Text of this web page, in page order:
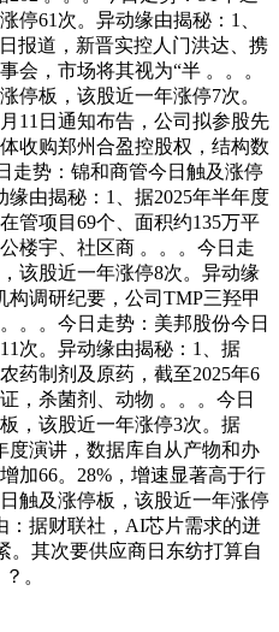
停61次。异动缘由揭秘：1、
报道，新晋实控人门洪达、携
会，市场将其视为“半 。。。
停板，该股近一年涨停7次。
11日通知布告，公司拟参股先
收购郑州合盈控股权，结构数
走势：锦和商管今日触及涨停
由揭秘：1、据2025年半年度
管项目69个、面积约135万平
楼宇、社区商 。。。今日走
该股近一年涨停8次。异动缘
构调研纪要，公司TMP三羟甲
。。今日走势：美邦股份今日
次。异动缘由揭秘：1、据
药制剂及原药，截至2025年6
，杀菌剂、动物 。。。今日
，该股近一年涨停3次。据
度演讲，数据库自从产物和办
加66。28%，增速显著高于行
触及涨停板，该股近一年涨停
：据财联社，AI芯片需求的迸
。其次要供应商日东纺打算自
。